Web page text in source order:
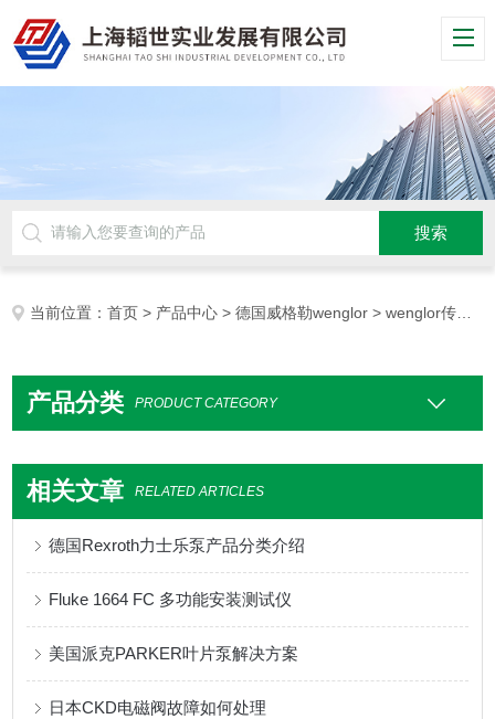
当前位置：首页 > 产品中心 >德国威格勒wenglor > wenglor传感器
产品分类 PRODUCT CATEGORY
相关文章 RELATED ARTICLES
德国Rexroth力士乐泵产品分类介绍
Fluke 1664 FC 多功能安装测试仪
美国派克PARKER叶片泵解决方案
日本CKD电磁阀故障如何处理